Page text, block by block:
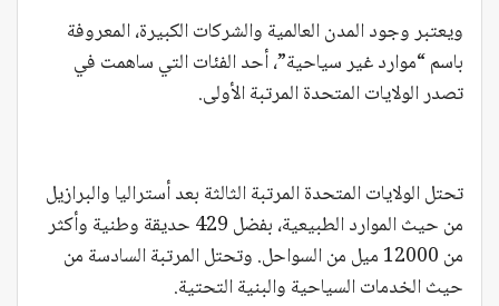
ويعتبر وجود المدن العالمية والشركات الكبيرة، المعروفة
باسم “موارد غير سياحية”، أحد الفئات التي ساهمت في
تصدر الولايات المتحدة المرتبة الأولى.
تحتل الولايات المتحدة المرتبة الثالثة بعد أستراليا والبرازيل
من حيث الموارد الطبيعية، بفضل 429 حديقة وطنية وأكثر
من 12000 ميل من السواحل. وتحتل المرتبة السادسة من
حيث الخدمات السياحية والبنية التحتية.